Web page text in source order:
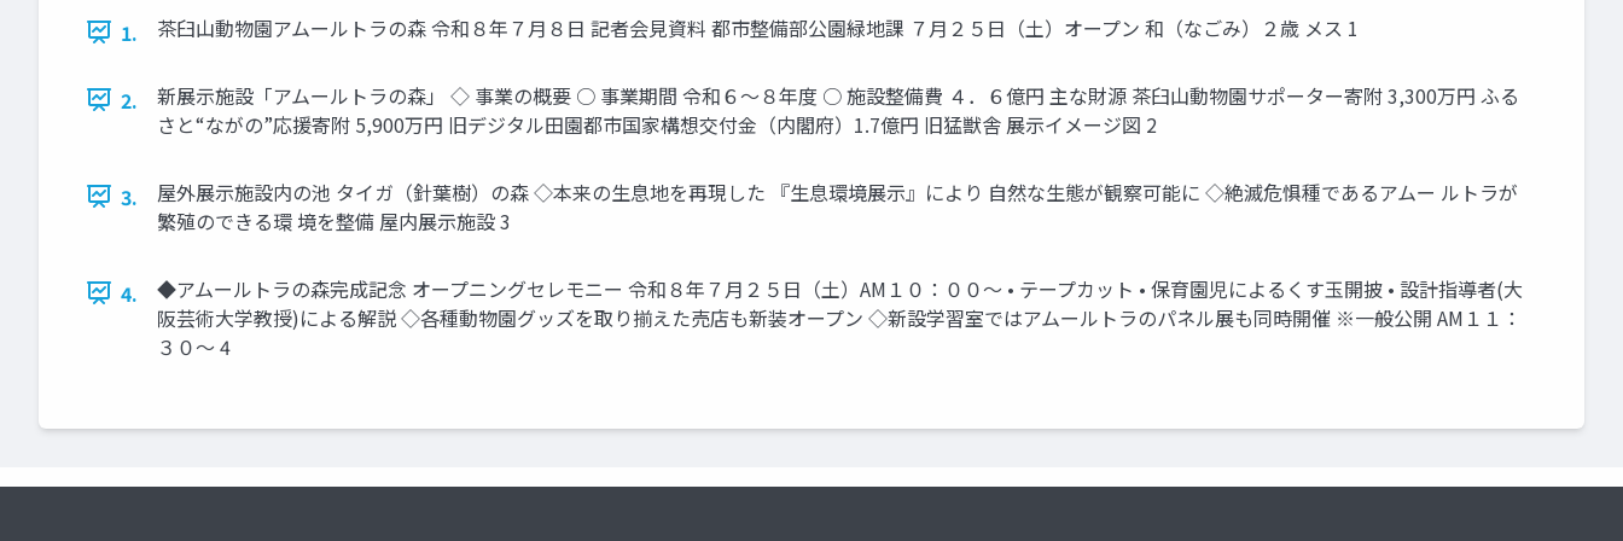
1.
茶臼山動物園アムールトラの森 令和８年７月８日 記者会見資料 都市整備部公園緑地課 ７月２５日（土）オープン 和（なごみ）２歳 メス 1
2.
新展示施設「アムールトラの森」 ◇ 事業の概要 ○ 事業期間 令和６～８年度 ○ 施設整備費 ４．６億円 主な財源 茶臼山動物園サポーター寄附 3,300万円 ふる
さと“ながの”応援寄附 5,900万円 旧デジタル田園都市国家構想交付金（内閣府）1.7億円 旧猛獣舎 展示イメージ図 2
3.
屋外展示施設内の池 タイガ（針葉樹）の森 ◇本来の生息地を再現した 『生息環境展示』により 自然な生態が観察可能に ◇絶滅危惧種であるアムー ルトラが
繁殖のできる環 境を整備 屋内展示施設 3
4.
◆アムールトラの森完成記念 オープニングセレモニー 令和８年７月２５日（土）AM１０：００～ • テープカット • 保育園児によるくす玉開披 • 設計指導者(大
阪芸術大学教授)による解説 ◇各種動物園グッズを取り揃えた売店も新装オープン ◇新設学習室ではアムールトラのパネル展も同時開催 ※一般公開 AM１１：
３０～ 4